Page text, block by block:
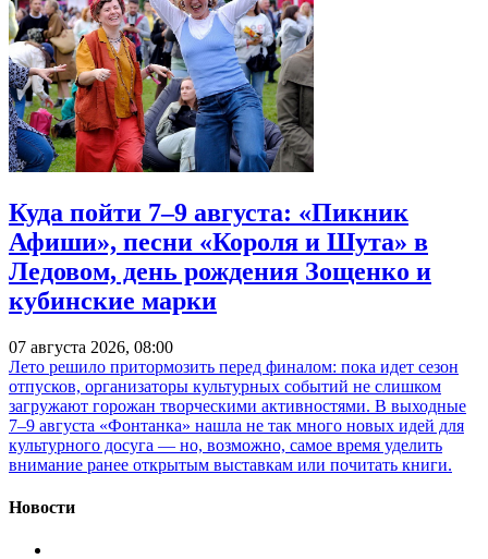
Куда пойти 7–9 августа: «Пикник
Афиши», песни «Короля и Шута» в
Ледовом, день рождения Зощенко и
кубинские марки
07 августа 2026, 08:00
Лето решило притормозить перед финалом: пока идет сезон
отпусков, организаторы культурных событий не слишком
загружают горожан творческими активностями. В выходные
7–9 августа «Фонтанка» нашла не так много новых идей для
культурного досуга — но, возможно, самое время уделить
внимание ранее открытым выставкам или почитать книги.
Новости